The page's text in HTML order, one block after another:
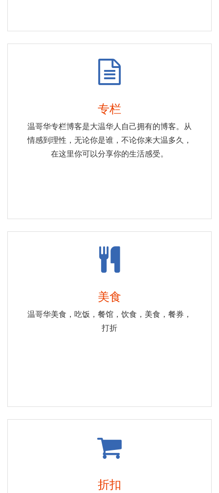
专栏
温哥华专栏博客是大温华人自己拥有的博客。从
情感到理性，无论你是谁，不论你来大温多久，
在这里你可以分享你的生活感受。
美食
温哥华美食，吃饭，餐馆，饮食，美食，餐券，
打折
折扣